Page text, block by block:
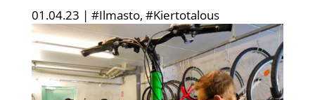
01.04.23 | #Ilmasto, #Kiertotalous